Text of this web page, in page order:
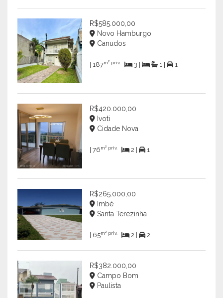
R$585.000,00
Novo Hamburgo
Canudos
| 187m² priv. 3 | 1 | 1
R$420.000,00
Ivoti
Cidade Nova
| 76m² priv. 2 | 1
R$265.000,00
Imbé
Santa Terezinha
| 65m² priv. 2 | 2
R$382.000,00
Campo Bom
Paulista